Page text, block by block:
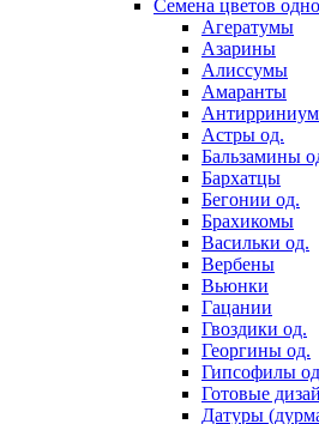
Семена цветов
Агератумы
Азарины
Алиссумы
Амаранты
Астры од.
Бальзамины
Бархатцы
Бегонии од.
Брахикомы
Васильки од.
Вербены
Вьюнки
Гацании
Гвоздики од.
Георгины од.
Гипсофилы
Готовые
Датуры